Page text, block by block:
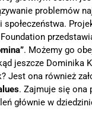
problemów
społeczeństwa.
. Możemy go
jeszcze Dominika
Jest ona również
. Zajmuje się ona
głównie w